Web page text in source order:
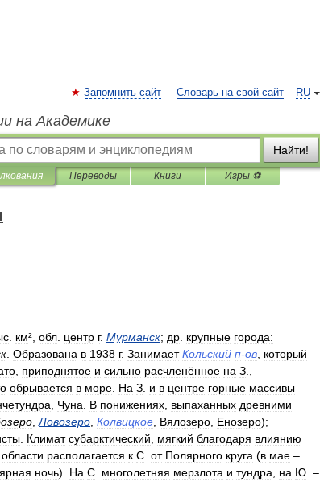
RU
Запомнить сайт Словарь на свой сайт
на Академике
Найти!
Переводы Книги Игры ⚽
км², обл центр г. Мурманск; др крупные города:
Образована в 1938 г. Занимает Кольский п-ов который
приподнятое и сильно расчленённое на З
обрывается в море На З и в центре горные массивы –
Чуна В понижениях выпаханных древними
Ловозеро Колвицкое Вялозеро Енозеро);
Климат субарктический мягкий благодаря влиянию
области располагается к С от Полярного круга (в мае –
ночь). На С многолетняя мерзлота и тундра на Ю . –